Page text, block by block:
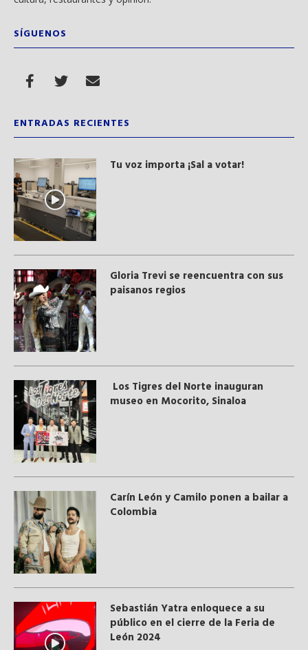
SÍGUENOS
ENTRADAS RECIENTES
Tu voz importa ¡Sal a votar!
Gloria Trevi se reencuentra con sus
paisanos regios
Los Tigres del Norte inauguran
museo en Mocorito, Sinaloa
Carín León y Camilo ponen a bailar a
Colombia
Sebastián Yatra enloquece a su
público en el cierre de la Feria de
León 2024